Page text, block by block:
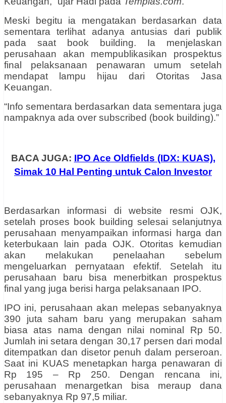
Meski begitu ia mengatakan
berdasarkan data
sementara terlihat adanya antusias dari publik
pada saat book building. Ia menjelaskan
perusahaan akan mempublikasikan prospektus
final pelaksanaan penawaran umum setelah
mendapat lampu hijau dari Otoritas Jasa
Keuangan.
“Info sementara berdasarkan data sementara juga
nampaknya ada over subscribed (book building).”
BACA JUGA: IPO Ace Oldfields (IDX: KUAS),
Simak 10 Hal Penting untuk Calon Investor
Berdasarkan informasi di website resmi OJK,
setelah proses book building selesai selanjutnya
perusahaan menyampaikan informasi harga dan
keterbukaan lain pada OJK. Otoritas kemudian
akan melakukan penelaahan sebelum
mengeluarkan pernyataan efektif. Setelah itu
perusahaan baru bisa menerbitkan prospektus
final yang juga berisi harga pelaksanaan IPO.
IPO ini, perusahaan akan melepas sebanyaknya
390 juta saham baru yang merupakan saham
biasa atas nama dengan nilai nominal Rp 50.
Jumlah ini setara dengan 30,17 persen dari modal
ditempatkan dan disetor penuh dalam perseroan.
Saat ini KUAS menetapkan harga penawaran di
Rp 195 – Rp 250. Dengan rencana ini,
perusahaan menargetkan bisa meraup dana
sebanyaknya Rp 97,5 miliar.